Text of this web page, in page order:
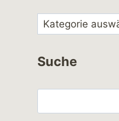
Suche